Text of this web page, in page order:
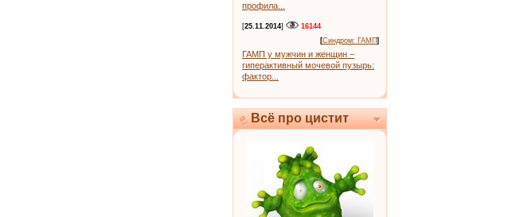
профила...
[25.11.2014]
16144
[Синдром: ГАМП]
ГАМП у мужчин и женщин –
гиперактивный мочевой пузырь:
фактор...
Всё про цистит